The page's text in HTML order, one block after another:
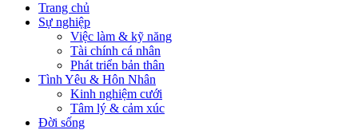
Trang chủ
Sự nghiệp
Việc làm & kỹ năng
Tài chính cá nhân
Phát triển bản thân
Tình Yêu & Hôn Nhân
Kinh nghiệm cưới
Tâm lý & cảm xúc
Đời sống